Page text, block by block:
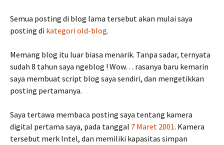
Semua posting di blog lama tersebut akan mulai saya
posting di kategori old-blog.
Memang blog itu luar biasa menarik. Tanpa sadar, ternyata
sudah 8 tahun saya ngeblog ! Wow… rasanya baru kemarin
saya membuat script blog saya sendiri, dan mengetikkan
posting pertamanya.
Saya tertawa membaca posting saya tentang kamera
digital pertama saya, pada tanggal 7 Maret 2001. Kamera
tersebut merk Intel, dan memiliki kapasitas simpan